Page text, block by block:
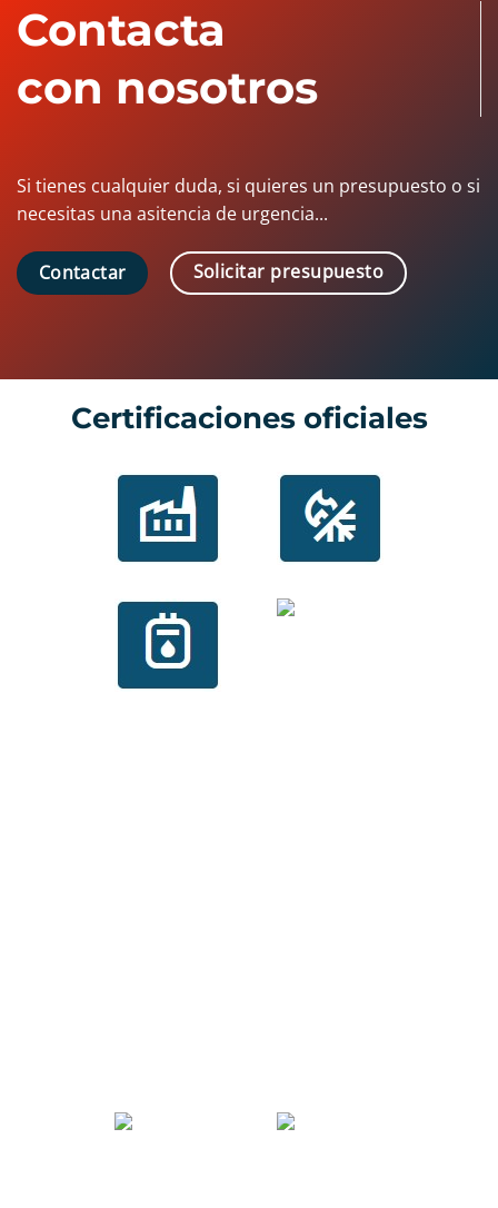
Contacta
con nosotros
Si tienes cualquier duda, si quieres un presupuesto o si
necesitas una asitencia de urgencia...
Contactar Solicitar presupuesto
Certificaciones oficiales